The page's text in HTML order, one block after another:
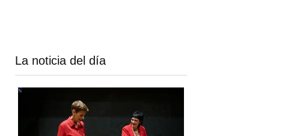
La noticia del día